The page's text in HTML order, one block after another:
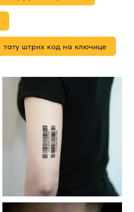
тату штрих код на ключице